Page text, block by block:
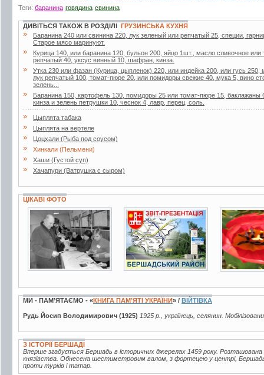
Теги: баранина говядина свинина
ДИВІТЬСЯ ТАКОЖ В РОЗДІЛІ ГРУЗИНСЬКА КУХНЯ
»
Баранина 240 или свинина 220, лук зеленый или репчатый 25, специи,
Старое мясо маринуют.
»
Курица 140, или баранина 120, бульон 200, яйцо 1шт., масло сливочное
репчатый 40, уксус винный 10, шафран, кинза.
»
Утка 230 или фазан (Курица, цыпленок) 220, или индейка 200, или гусь
лук репчатый 100, томат-пюре 20, или помидоры свежие 40, мука 5, вино
зелень...
»
Баранина 150, картофель 130, помидоры 25 или томат-пюре 15, баклажаны
кинза и зелень петрушки 10, чеснок 4, лавр, перец, соль.
» Цыплята табака
» Цыплята на вертеле
» Цоцхали (Рыба под соусом)
» Хинкали (Пельмени)
» Хаши (Густой суп)
» Хачапури (Ватрушка с сыром)
ЦІКАВІ ФОТО
4 фото 6 фото 6 фото
МИ - ПАМ’ЯТАЄМО - «КНИГА ПАМ’ЯТІ УКРАЇНИ» / ВІЙТІВКА
Рудь Йосип Володимирович (1925) 1925 р., українець, селянин.
З ІСТОРІЇ БЕРШАДІ
Вперше згадується Бершадь в історичних джерелах 1459 року. Розташована
князівства. Обнесена шестиметровим валом, з фортецею у центрі,
проти турків і татар.